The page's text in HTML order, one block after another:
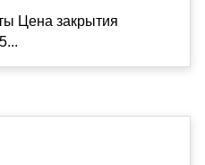
Цена закрытия